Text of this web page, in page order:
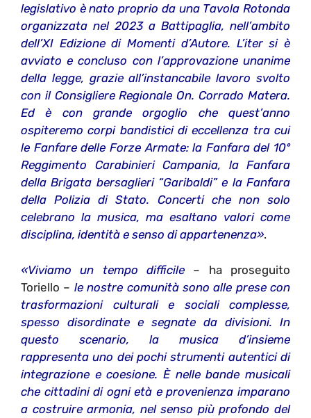
legislativo è nato proprio da una Tavola Rotonda
organizzata nel 2023 a Battipaglia, nell’ambito
dell’XI Edizione di Momenti d’Autore. L’iter si è
avviato e concluso con l’approvazione unanime
della legge, grazie all’instancabile lavoro svolto
con il Consigliere Regionale On. Corrado Matera.
Ed è con grande orgoglio che quest’anno
ospiteremo corpi bandistici di eccellenza tra cui
le Fanfare delle Forze Armate: la Fanfara del 10º
Reggimento Carabinieri Campania, la Fanfara
della Brigata bersaglieri “Garibaldi” e la Fanfara
della Polizia di Stato. Concerti che non solo
celebrano la musica, ma esaltano valori come
disciplina, identità e senso di appartenenza».
«Viviamo un tempo difficile – ha proseguito
Toriello – le nostre comunità sono alle prese con
trasformazioni culturali e sociali complesse,
spesso disordinate e segnate da divisioni. In
questo scenario, la musica d’insieme
rappresenta uno dei pochi strumenti autentici di
integrazione e coesione. È nelle bande musicali
che cittadini di ogni età e provenienza imparano
a costruire armonia, nel senso più profondo del